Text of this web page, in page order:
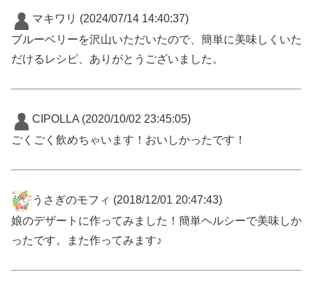
マキワリ (2024/07/14 14:40:37)
ブルーベリーを沢山いただいたので、簡単に美味しくいた
だけるレシピ、ありがとうございました。
CIPOLLA (2020/10/02 23:45:05)
ごくごく飲めちゃいます！おいしかったです！
うさぎのモフィ (2018/12/01 20:47:43)
娘のデザートに作ってみました！簡単ヘルシーで美味しか
ったです。また作ってみます♪